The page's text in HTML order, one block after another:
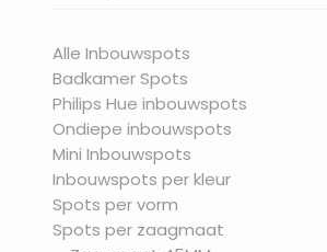
Alle Inbouwspots
Badkamer Spots
Philips Hue inbouwspots
Ondiepe inbouwspots
Mini Inbouwspots
Inbouwspots per kleur
Spots per vorm
Spots per zaagmaat